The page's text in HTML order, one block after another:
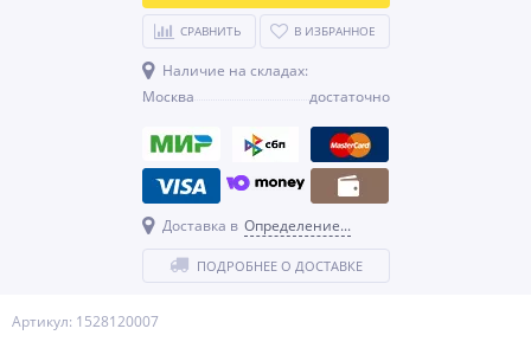
Артикул: 1528120007
СРАВНИТЬ В ИЗБРАННОЕ
Наличие на складах:
Москва
достаточно
Доставка в Определение...
ПОДРОБНЕЕ О ДОСТАВКЕ